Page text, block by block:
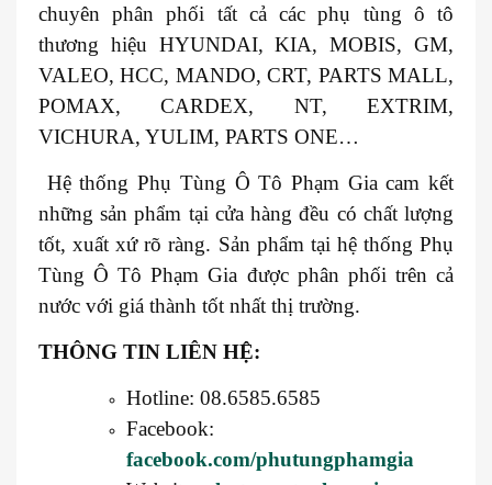
chuyên phân phối tất cả các phụ tùng ô tô
thương hiệu HYUNDAI, KIA, MOBIS, GM,
VALEO, HCC, MANDO, CRT, PARTS MALL,
POMAX, CARDEX, NT, EXTRIM,
VICHURA, YULIM, PARTS ONE…
Hệ thống Phụ Tùng Ô Tô Phạm Gia cam kết
những sản phẩm tại cửa hàng đều có chất lượng
tốt, xuất xứ rõ ràng. Sản phẩm tại hệ thống Phụ
Tùng Ô Tô Phạm Gia được phân phối trên cả
nước với giá thành tốt nhất thị trường.
THÔNG TIN LIÊN HỆ:
Hotline: 08.6585.6585
Facebook:
facebook.com/phutungphamgia